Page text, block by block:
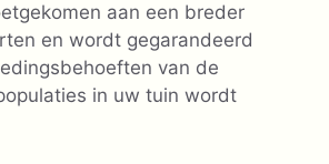
aan een breder
en wordt gegarandeerd
van de
in uw tuin wordt